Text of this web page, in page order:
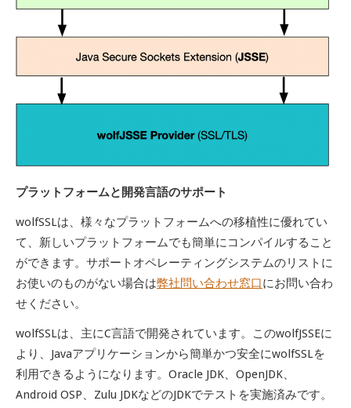
プラットフォームと開発言語のサポート
wolfSSLは、様々なプラットフォームへの移植性に優れてい
て、新しいプラットフォームでも簡単にコンパイルすること
ができます。サポートオペレーティングシステムのリストに
お使いのものがない場合は弊社問い合わせ窓口にお問い合わ
せください。
wolfSSLは、主にC言語で開発されています。このwolfJSSEに
より、Javaアプリケーションから簡単かつ安全にwolfSSLを
利用できるようになります。 Oracle JDK、 OpenJDK、
Android OSP、 Zulu JDKなどのJDKでテストを実施済みです。